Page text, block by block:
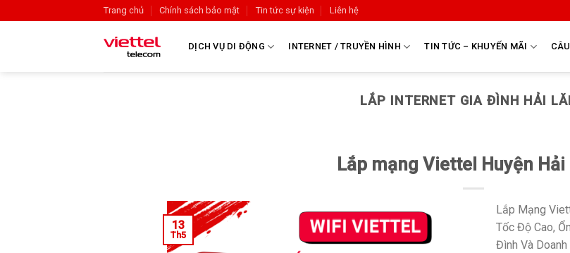
Trang chủ Chính sách bảo mật Tin tức sự kiện Liên hệ
DỊCH VỤ DI ĐỘNG INTERNET / TRUYỀN HÌNH TIN TỨC – KHUYẾN MÃI
LẮP INTERNET GIA ĐÌNH HẢI
Lắp mạng Viettel Huyện Hải
13
Th5
Lắp Mạng
Tốc Độ Cao,
Đình Và